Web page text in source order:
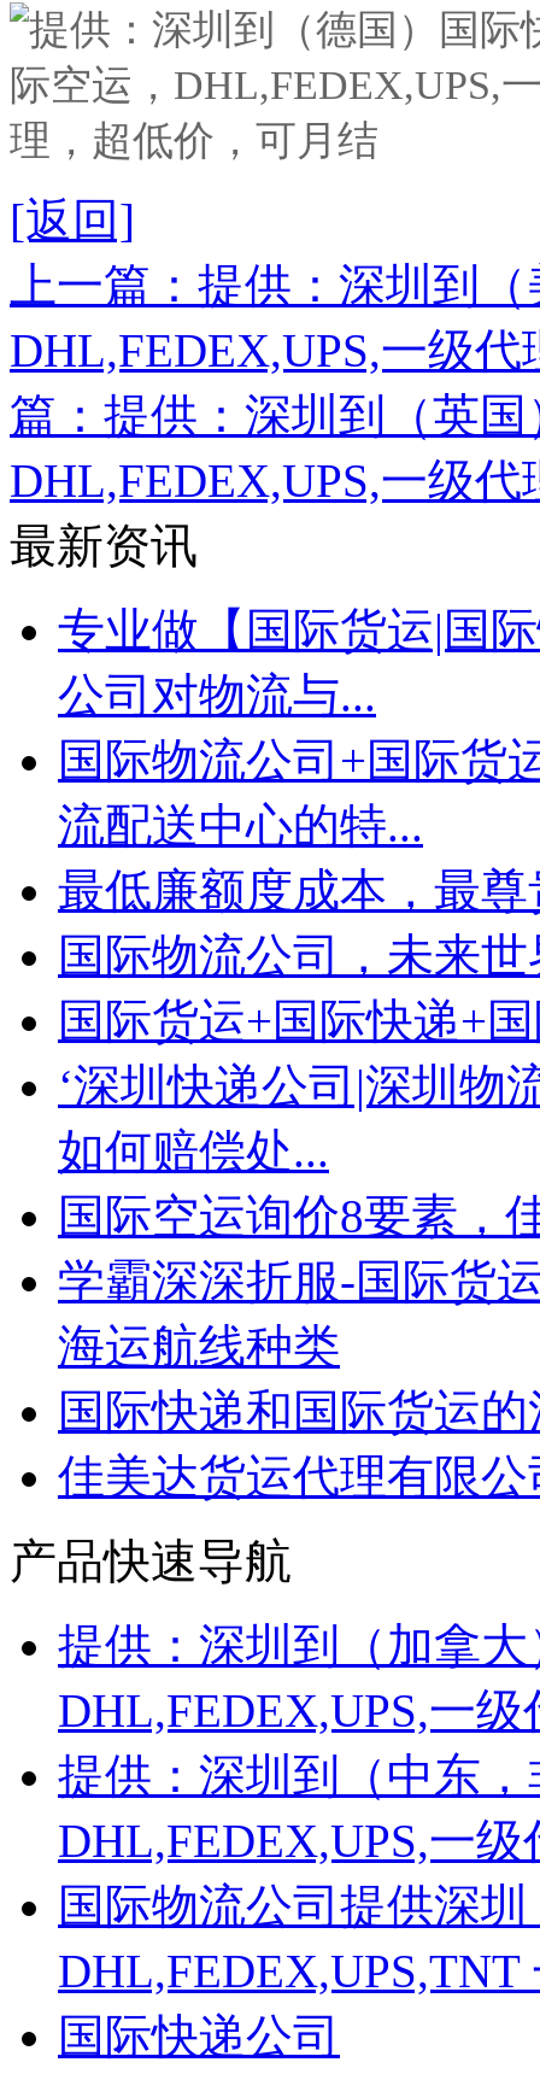
[返回]
上一篇：提供：深圳到
DHL,FEDEX,UPS,一级
篇：提供：深圳到（英
DHL,FEDEX,UPS,一级
最新资讯
专业做【国际货运|国
公司对物流与...
国际物流公司+国际货
流配送中心的特...
最低廉额度成本，最
国际物流公司，未来
国际货运+国际快递+
‘深圳快递公司|深圳物
如何赔偿处...
国际空运询价8要素，
学霸深深折服-国际货
海运航线种类
国际快递和国际货运
佳美达货运代理有限
产品快速导航
提供：深圳到（加拿
DHL,FEDEX,UPS,一
提供：深圳到（中东
DHL,FEDEX,UPS,一
国际物流公司提供深
国际快递公司